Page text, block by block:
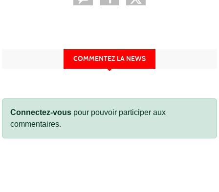
COMMENTEZ LA NEWS
Connectez-vous pour pouvoir participer aux
commentaires.